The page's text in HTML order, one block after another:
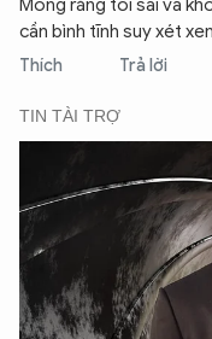
Mong rằng tôi sai và
cần bình tĩnh suy xét
Thích Trả lời
XIN
TÔI LÀ
Hãy hỏi tôi